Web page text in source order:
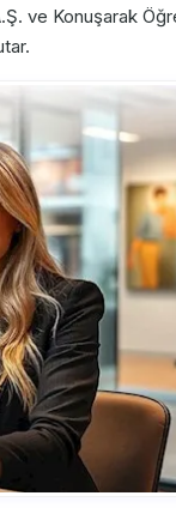
ve Konuşarak